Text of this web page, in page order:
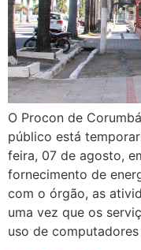
O Procon de
público está
feira, 07 de agosto,
fornecimento de
com o órgão, as
uma vez que os
uso de